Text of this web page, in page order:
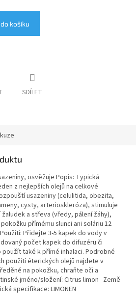
košíku
SDÍLET
osvěžuje Popis: Typická
z nejlepších olejů na celkové
usazeniny (celulitida, obezita,
cysty, arterioskleróza), stimuluje
a střeva (vředy, pálení žáhy),
přímému slunci ani soláriu 12
Přidejte 3-5 kapek do vody v
počet kapek do difuzéru či
použít také k přímé inhalaci. Podrobné
použití éterických olejů najdete v
na pokožku, chraňte oči a
jméno/složení: Citrus limon Země
specifikace: LIMONEN